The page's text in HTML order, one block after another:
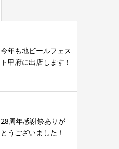
今年も地ビールフェス
ト甲府に出店します！
28周年感謝祭ありが
とうございました！